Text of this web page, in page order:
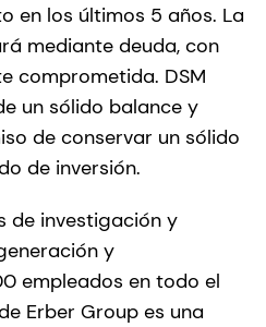
en los últimos 5 años. La
mediante deuda, con
comprometida. DSM
un sólido balance y
de conservar un sólido
de inversión.
de investigación y
y
empleados en todo el
Erber Group es una